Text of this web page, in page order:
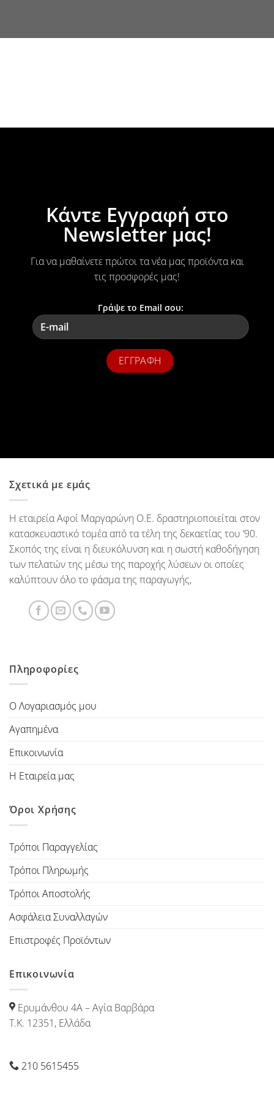
Κάντε Εγγραφή στο
Newsletter μας!
Για να μαθαίνετε πρώτοι τα νέα μας προϊόντα και
τις προσφορές μας!
Γράψε το Email σου:
Σχετικά με εμάς
Η εταιρεία Αφοί Μαργαρώνη Ο.Ε. δραστηριοποιείται στον
κατασκευαστικό τομέα από τα τέλη της δεκαετίας του ‘90.
Σκοπός της είναι η διευκόλυνση και η σωστή καθοδήγηση
των πελατών της μέσω της παροχής λύσεων οι οποίες
καλύπτουν όλο το φάσμα της παραγωγής,
Πληροφορίες
Ο Λογαριασμός μου
Αγαπημένα
Επικοινωνία
Η Εταιρεία μας
Όροι Χρήσης
Τρόποι Παραγγελίας
Τρόποι Πληρωμής
Τρόποι Αποστολής
Ασφάλεια Συναλλαγών
Επιστροφές Προϊόντων
Επικοινωνία
Ερυμάνθου 4Α – Αγία Βαρβάρα
Τ.Κ. 12351, Ελλάδα
210 5615455